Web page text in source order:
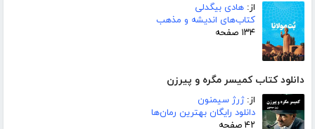
از: هادی بیگدلی
کتاب‌های اندیشه و مذهب
۱۳۴ صفحه
دانلود کتاب کمیسر مگره و پیرزن
از:ژرژ سیمنون
دانلود رایگان بهترین رمان‌ها
۴۲ صفحه